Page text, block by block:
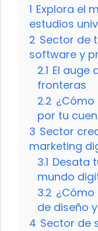
1 Explora el
estudios
2 Sector de
software y
2.1 El auge
fronteras
2.2
por tu
3 Sector
marketing
3.1 Desata
mundo
3.2
de diseño
4 Sector de